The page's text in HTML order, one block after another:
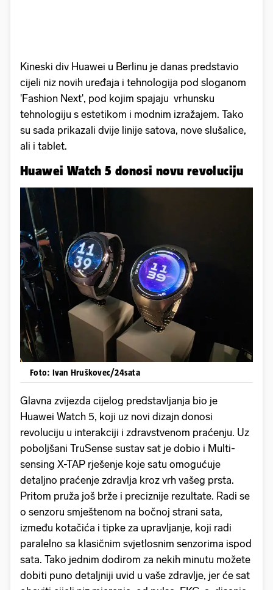
Kineski div Huawei u Berlinu je danas predstavio
cijeli niz novih uređaja i tehnologija pod sloganom
'Fashion Next', pod kojim spajaju vrhunsku
tehnologiju s estetikom i modnim izražajem. Tako
su sada prikazali dvije linije satova, nove slušalice,
ali i tablet.
Huawei Watch 5 donosi novu revoluciju
Foto: Ivan Hruškovec/24sata
Glavna zvijezda cijelog predstavljanja bio je
Huawei Watch 5, koji uz novi dizajn donosi
revoluciju u interakciji i zdravstvenom praćenju. Uz
poboljšani TruSense sustav sat je dobio i Multi-
sensing X-TAP rješenje koje satu omogućuje
detaljno praćenje zdravlja kroz vrh vašeg prsta.
Pritom pruža još brže i preciznije rezultate. Radi se
o senzoru smještenom na bočnoj strani sata,
između kotačića i tipke za upravljanje, koji radi
paralelno sa klasičnim svjetlosnim senzorima ispod
sata. Tako jednim dodirom za nekih minutu možete
dobiti puno detaljniji uvid u vaše zdravlje, jer će sat